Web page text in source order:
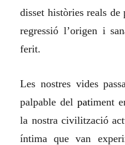
disset històries reals de
regressió l’origen i
ferit.
Les nostres vides
palpable del patiment
la nostra civilització
íntima que van